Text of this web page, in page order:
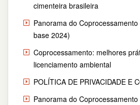
cimenteira brasileira
Panorama do
base 2024)
Coprocessamento: melhores
licenciamento ambiental
POLÍTICA DE PRIVACIDADE E
Panorama do